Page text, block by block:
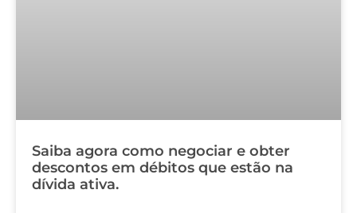
Saiba agora como negociar e obter
descontos em débitos que estão na
dívida ativa.